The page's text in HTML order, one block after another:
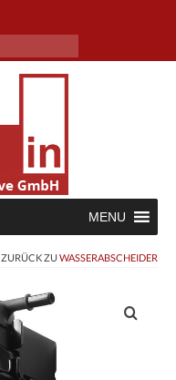
MENU
ZURÜCK ZUWASSERABSCHEIDER